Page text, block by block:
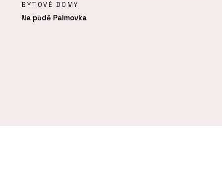
BYTOVÉ DOMY
Na půdě Palmovka